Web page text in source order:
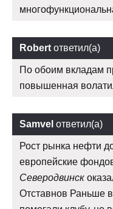
Robert ответил(а)
По обоим вкладам
повышенная
Samvel ответил(а)
Рост рынка нефти
европейские
Северодвинск
Отставнов Раньше